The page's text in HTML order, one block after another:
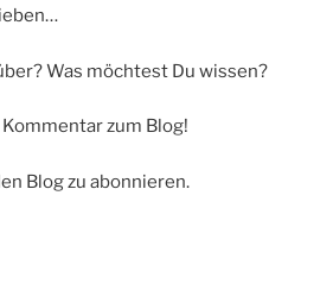
Was möchtest Du wissen?
zum Blog!
Blog zu abonnieren.